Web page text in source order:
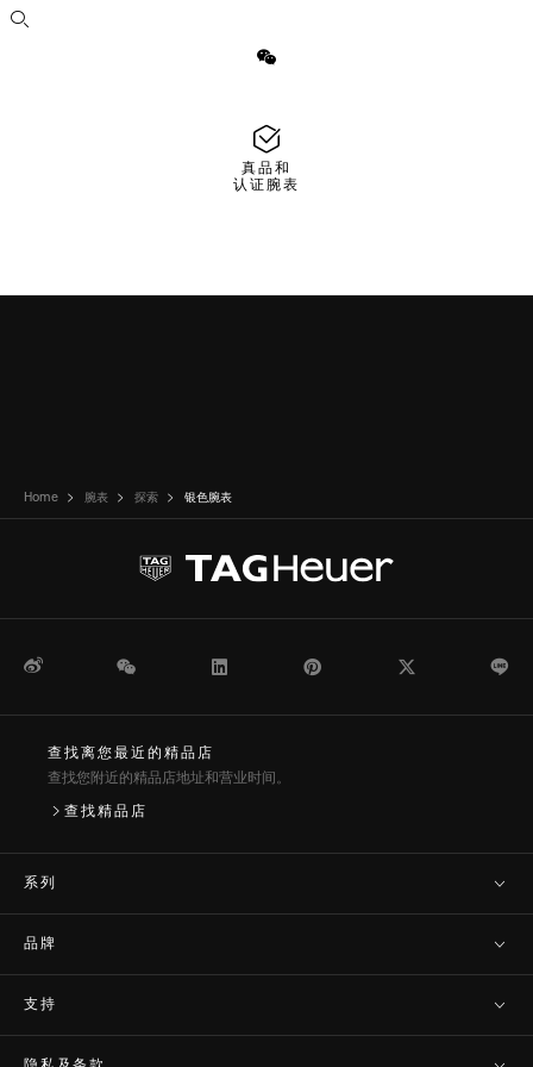
打开搜索
微信
真品和
认证腕表
Home 腕表 探索 银色腕表
微博 WeChat Pinterest
查找离您最近的精品店
查找您附近的精品店地址和营业时间。
查找精品店
系列
品牌
支持